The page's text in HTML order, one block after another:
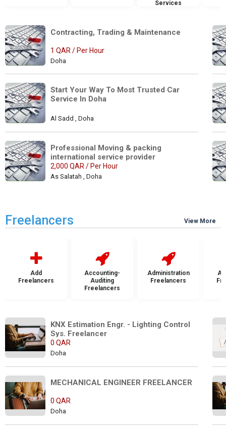
Services
1 QAR / Per Hour
Doha
Start Your Way To Most Trusted Car
Service In Doha
Al Sadd , Doha
Professional Moving & packing
international service provider
2,000 QAR / Per Hour
As Salatah , Doha
Freelancers View More
Add
Freelancers
Accounting-
Auditing
Freelancers
Administration
Freelancers
KNX Estimation Engr. - Lighting Control
Sys. Freelancer
0 QAR
Doha
MECHANICAL ENGINEER FREELANCER
0 QAR
Doha